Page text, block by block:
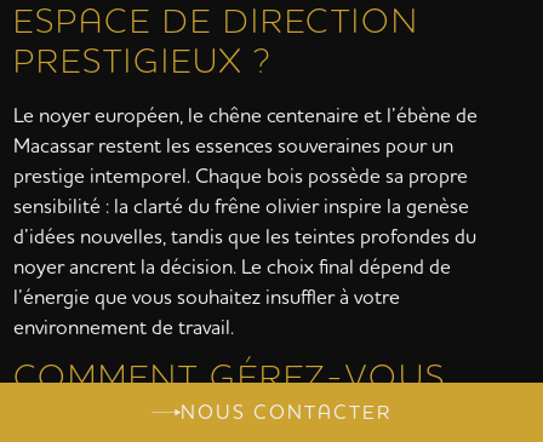
ESPACE DE DIRECTION
PRESTIGIEUX ?
Le noyer européen, le chêne centenaire et l’ébène de
Macassar restent les essences souveraines pour un
prestige intemporel. Chaque bois possède sa propre
sensibilité : la clarté du frêne olivier inspire la genèse
d’idées nouvelles, tandis que les teintes profondes du
noyer ancrent la décision. Le choix final dépend de
l’énergie que vous souhaitez insuffler à votre
environnement de travail.
COMMENT GÉREZ-VOUS
L’INTÉGRATION DES CÂBLES
NOUS CONTACTER